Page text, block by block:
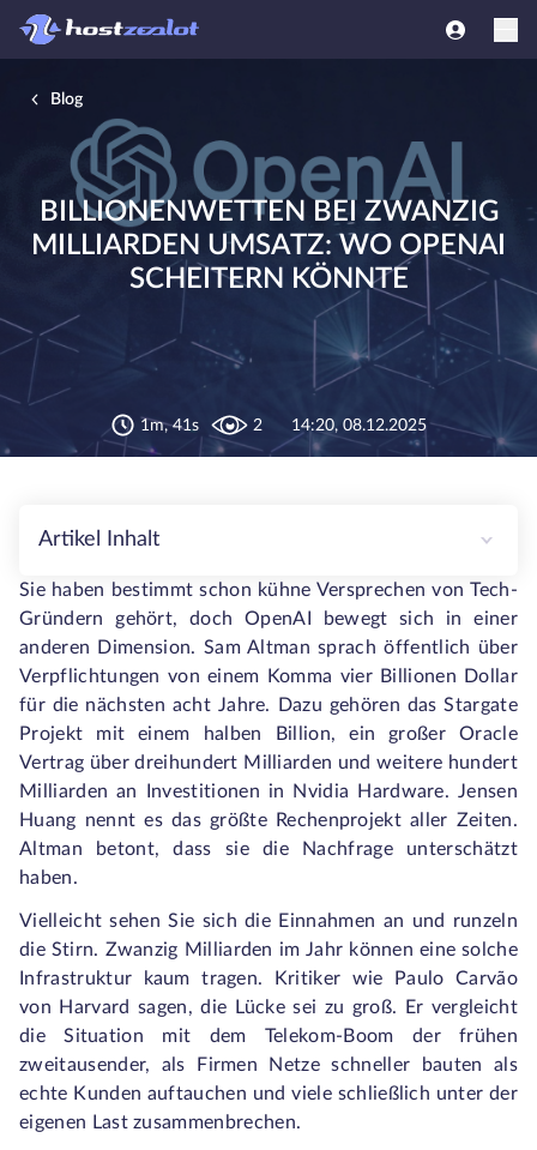
Blog
BILLIONENWETTEN BEI ZWANZIG
MILLIARDEN UMSATZ: WO OPENAI
SCHEITERN KÖNNTE
1m, 41s 2 14:20, 08.12.2025
Artikel Inhalt
Sie haben bestimmt schon kühne Versprechen von Tech-
Gründern gehört, doch OpenAI bewegt sich in einer
anderen Dimension. Sam Altman sprach öffentlich über
Verpflichtungen von einem Komma vier Billionen Dollar
für die nächsten acht Jahre. Dazu gehören das Stargate
Projekt mit einem halben Billion, ein großer Oracle
Vertrag über dreihundert Milliarden und weitere hundert
Milliarden an Investitionen in Nvidia Hardware. Jensen
Huang nennt es das größte Rechenprojekt aller Zeiten.
Altman betont, dass sie die Nachfrage unterschätzt
haben.
Vielleicht sehen Sie sich die Einnahmen an und runzeln
die Stirn. Zwanzig Milliarden im Jahr können eine solche
Infrastruktur kaum tragen. Kritiker wie Paulo Carvão
von Harvard sagen, die Lücke sei zu groß. Er vergleicht
die Situation mit dem Telekom-Boom der frühen
zweitausender, als Firmen Netze schneller bauten als
echte Kunden auftauchen und viele schließlich unter der
eigenen Last zusammenbrechen.